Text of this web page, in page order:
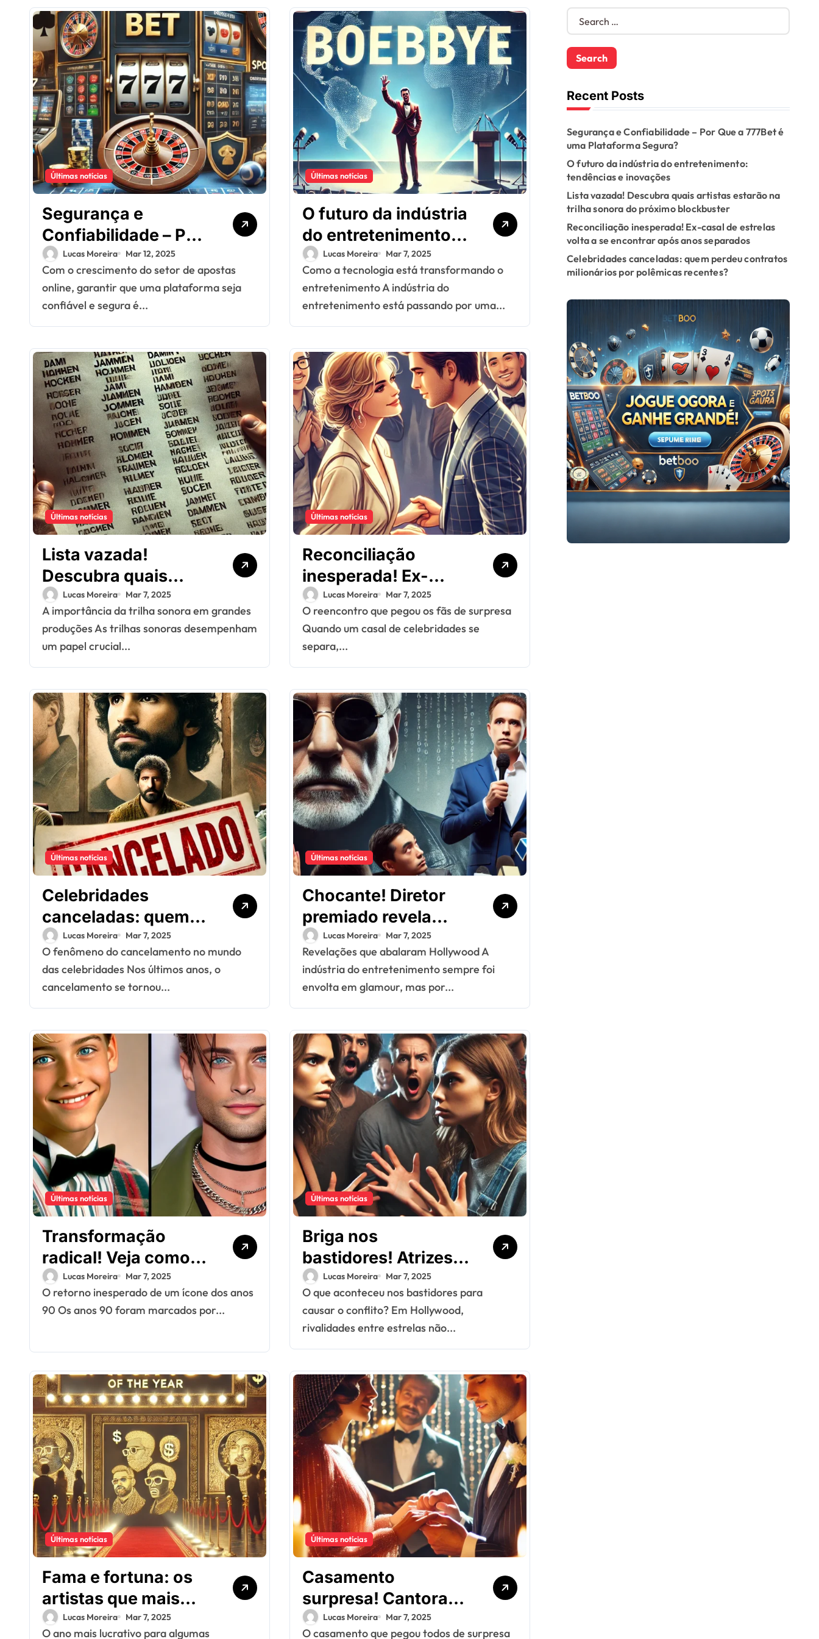
Últimas notícias
Segurança e
Confiabilidade – Por
Que a 777Bet é uma
Plataforma Segura?
Lucas Moreira Mar 12, 2025
Com o crescimento do setor de apostas
online, garantir que uma plataforma seja
confiável e segura é...
Últimas notícias
O futuro da indústria
do entretenimento:
tendências e
inovações
Lucas Moreira Mar 7, 2025
Como a tecnologia está transformando o
entretenimento A indústria do
entretenimento está passando por uma...
Últimas notícias
Lista vazada!
Descubra quais
artistas estarão na
trilha sonora do
próximo blockbuster
Lucas Moreira Mar 7, 2025
A importância da trilha sonora em grandes
produções As trilhas sonoras desempenham
um papel crucial...
Últimas notícias
Reconciliação
inesperada! Ex-
casal de estrelas
volta a se encontrar
após anos
Lucas Moreira Mar 7, 2025
O reencontro que pegou os fãs de surpresa
Quando um casal de celebridades se
separa,...
Últimas notícias
Celebridades
canceladas: quem
perdeu contratos
milionários por
polêmicas recentes?
Lucas Moreira Mar 7, 2025
O fenômeno do cancelamento no mundo
das celebridades Nos últimos anos, o
cancelamento se tornou...
Últimas notícias
Chocante! Diretor
premiado revela
segredos obscuros
da indústria do
entretenimento
Lucas Moreira Mar 7, 2025
Revelações que abalaram Hollywood A
indústria do entretenimento sempre foi
envolta em glamour, mas por...
Últimas notícias
Transformação
radical! Veja como
está hoje este ex-
ídolo dos anos 90
Lucas Moreira Mar 7, 2025
O retorno inesperado de um ícone dos anos
90 Os anos 90 foram marcados por...
Últimas notícias
Briga nos
bastidores! Atrizes
se desentendem
durante gravações e
clima esquenta
Lucas Moreira Mar 7, 2025
O que aconteceu nos bastidores para
causar o conflito? Em Hollywood,
rivalidades entre estrelas não...
Últimas notícias
Fama e fortuna: os
artistas que mais
lucraram este ano (o
Lucas Moreira Mar 7, 2025
O ano mais lucrativo para algumas
Últimas notícias
Casamento
surpresa! Cantora
pop e astro do
Lucas Moreira Mar 7, 2025
O casamento que pegou todos de surpresa
S
r
c
f
o
:
Recent Posts
Segurança e Confiabilidade – Por Que a 777Bet é
uma Plataforma Segura?
O futuro da indústria do entretenimento:
tendências e inovações
Lista vazada! Descubra quais artistas estarão na
trilha sonora do próximo blockbuster
Reconciliação inesperada! Ex-casal de estrelas
volta a se encontrar após anos separados
Celebridades canceladas: quem perdeu contratos
milionários por polêmicas recentes?